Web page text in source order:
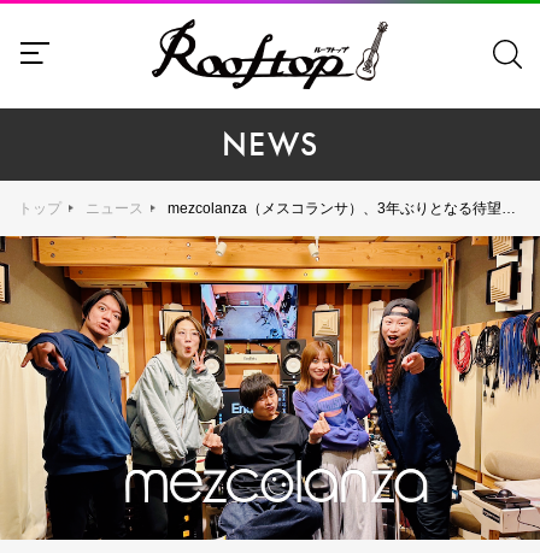
NEWS
トップ ニュース mezcolanza（メスコランサ）、3年ぶりとなる待望の新曲「平熱」を配信リリース！